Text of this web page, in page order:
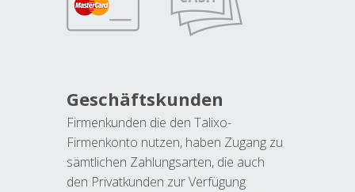
Geschäftskunden
Firmenkunden die den Talixo-
Firmenkonto nutzen, haben Zugang zu
sämtlichen Zahlungsarten, die auch
den Privatkunden zur Verfügung